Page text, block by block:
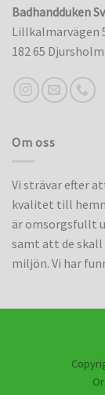
Badhandduken
Lillkalmarvägen
182 65 Djursholm
Om oss
Vi strävar efter
kvalitet till
är omsorgsfullt
samt att de
miljön. Vi har